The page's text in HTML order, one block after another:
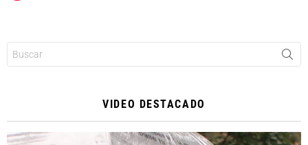
VIDEO DESTACADO
Reproductor